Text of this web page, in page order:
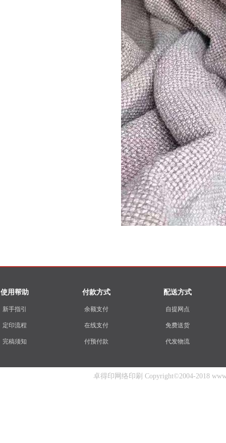
使用帮助
新手指引
定印流程
完稿须知
付款方式
余额支付
在线支付
付预付款
配送方式
自提网点
免费送货
代发物流
卓得印网络印刷 Copyright©2004-2018